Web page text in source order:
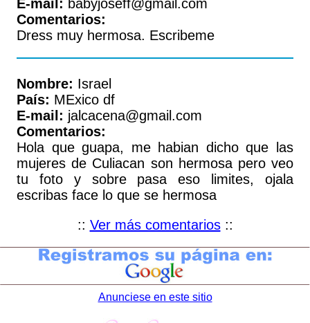
E-mail: babyjoseff@gmail.com
Comentarios:
Dress muy hermosa. Escribeme
Nombre: Israel
País: MExico df
E-mail: jalcacena@gmail.com
Comentarios:
Hola que guapa, me habian dicho que las
mujeres de Culiacan son hermosa pero veo
tu foto y sobre pasa eso limites, ojala
escribas face lo que se hermosa
:: Ver más comentarios::
Anunciese en este sitio